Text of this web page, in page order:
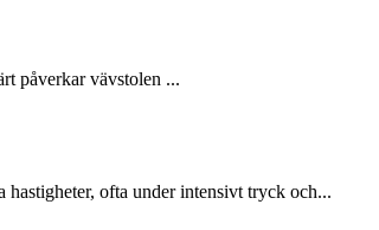
påverkar vävstolen ...
ofta under intensivt tryck och...